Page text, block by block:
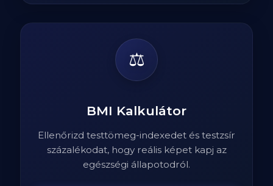
⚖️
BMI Kalkulátor
Ellenőrizd testtömeg-indexedet és testzsír
százalékodat, hogy reális képet kapj az
egészségi állapotodról.